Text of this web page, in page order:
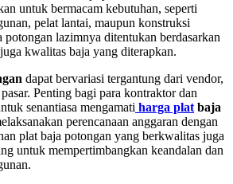
untuk bermacam kebutuhan, seperti
pelat lantai, maupun konstruksi
lazimnya ditentukan berdasarkan
kwalitas baja yang diterapkan.
dapat bervariasi tergantung dari vendor,
Penting bagi para kontraktor dan
senantiasa mengamati harga plat baja
perencanaan anggaran dengan
plat baja potongan yang berkwalitas juga
untuk mempertimbangkan keandalan dan